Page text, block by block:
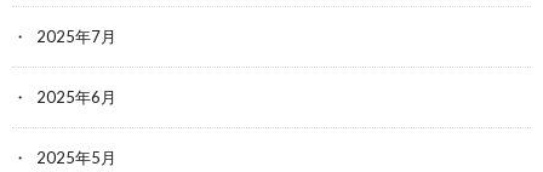
2025年7月
2025年6月
2025年5月